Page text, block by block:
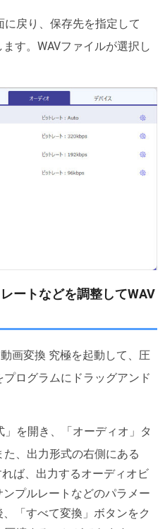
に戻り、保存先を指定して
す。WAVファイルが選択し
ートなどを調整してWAV
画変換 究極を起動して、圧
ログラムにドラッグアンド
」を開き、「オーディオ」タ
、出力形式の右側にある
ば、出力するオーディオビ
プルレートなどのパラメー
「すべて変換」ボタンをク